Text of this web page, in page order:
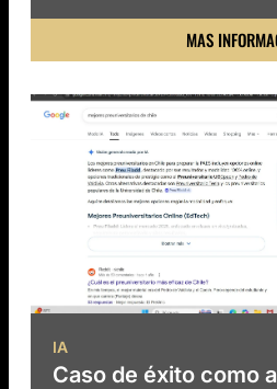
MAS
IA
Caso de éxito como